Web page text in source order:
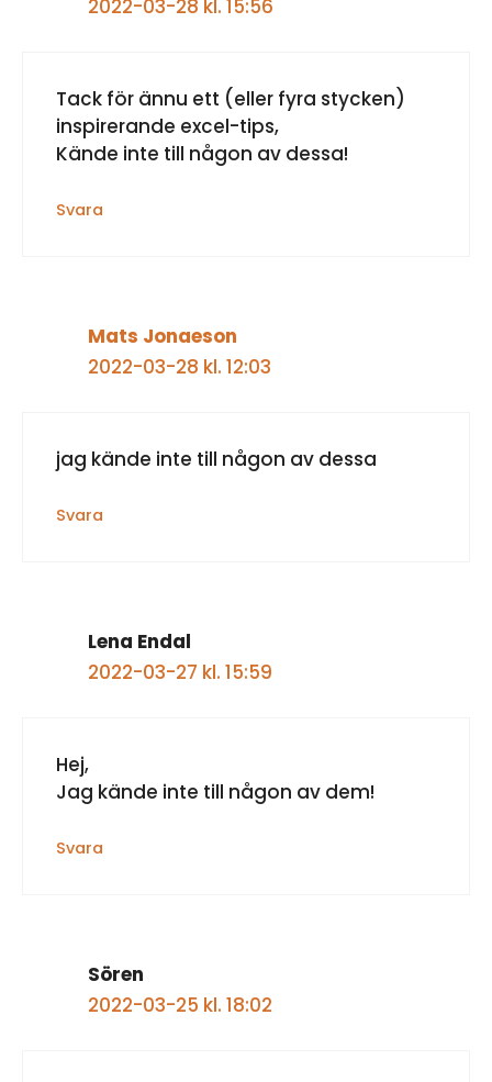
2022-03-28 kl. 15:56
Tack för ännu ett (eller fyra stycken)
inspirerande excel-tips,
Kände inte till någon av dessa!
Svara
Mats Jonaeson
2022-03-28 kl. 12:03
jag kände inte till någon av dessa
Svara
Lena Endal
2022-03-27 kl. 15:59
Hej,
Jag kände inte till någon av dem!
Svara
Sören
2022-03-25 kl. 18:02